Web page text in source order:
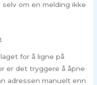
om en melding ikke
for å ligne på
er det tryggere å åpne
adressen manuelt enn